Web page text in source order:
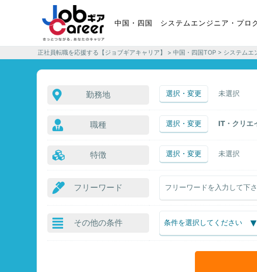
中国・四国 システムエンジニア・プロ
正社員転職を応援する【ジョブギアキャリア】 > 中国・四国TOP > システムエ
勤務地 選択・変更 未選択
職種 選択・変更 IT・クリエ
特徴 選択・変更 未選択
フリーワード
その他の条件